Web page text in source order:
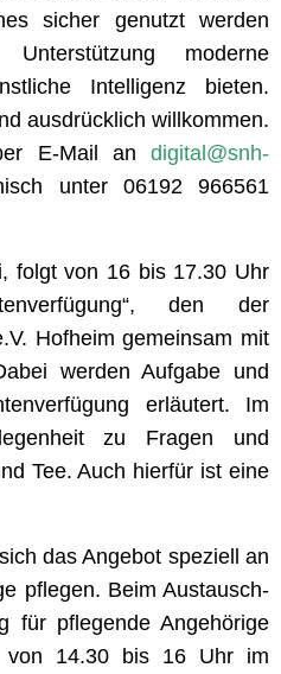
sicher genutzt werden
moderne
Intelligenz bieten.
ausdrücklich willkommen.
E-Mail an digital@snh-
unter 06192 966561
folgt von 16 bis 17.30 Uhr
den der
Hofheim gemeinsam mit
werden Aufgabe und
erläutert. Im
zu Fragen und
Tee. Auch hierfür ist eine
das Angebot speziell an
pflegen. Beim Austausch-
für pflegende Angehörige
von 14.30 bis 16 Uhr im